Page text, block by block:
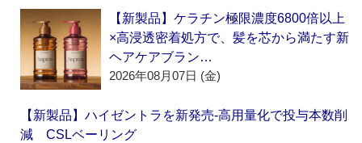
【新製品】ケラチン極限濃度6800倍以上
×高浸透密着処方で、髪を芯から満たす新
ヘアケアブラン…
2026年08月07日 (金)
【新製品】ハイゼントラを新発売‐高用量化で投与本数削
減 CSLベーリング